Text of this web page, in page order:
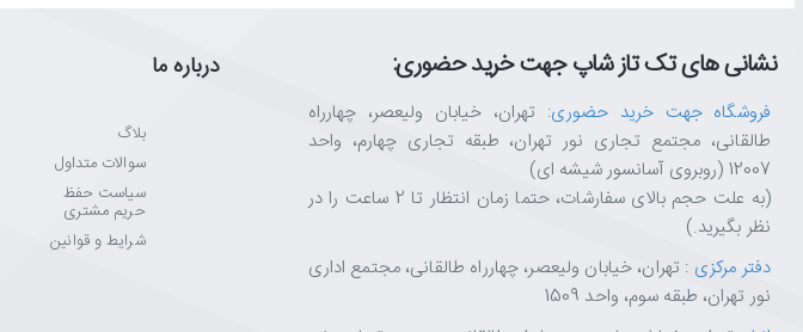
نشانی های تک تاز شاپ جهت خرید حضوری:
فروشگاه جهت خرید حضوری: تهران، خیابان ولیعصر، چهارراه
طالقانی، مجتمع تجاری نور تهران، طبقه تجاری چهارم، واحد
12007 (روبروی آسانسور شیشه ای)
(به علت حجم بالای سفارشات، حتما زمان انتظار تا 2 ساعت را در
نظر بگیرید.)
دفتر مرکزی : تهران، خیابان ولیعصر، چهارراه طالقانی، مجتمع اداری
نور تهران، طبقه سوم، واحد 1509
درباره ما
بلاگ
سوالات متداول
سیاست حفظ
حریم مشتری
شرایط و قوانین